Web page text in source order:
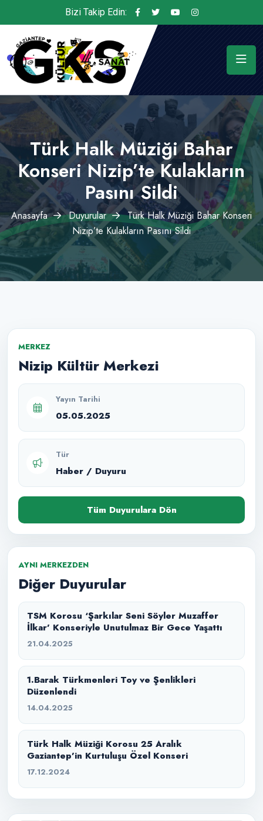
Bizi Takip Edin:
Türk Halk Müziği Bahar
Konseri Nizip’te Kulakların
Pasını Sildi
Anasayfa Duyurular
Türk Halk Müziği Bahar Konseri
Nizip’te Kulakların Pasını Sildi
MERKEZ
Nizip Kültür Merkezi
Yayın Tarihi
05.05.2025
Tür
Haber / Duyuru
Tüm Duyurulara Dön
AYNI MERKEZDEN
Diğer Duyurular
TSM Korosu ‘Şarkılar Seni Söyler Muzaffer
İlkar’ Konseriyle Unutulmaz Bir Gece Yaşattı
21.04.2025
1.Barak Türkmenleri Toy ve Şenlikleri
Düzenlendi
14.04.2025
Türk Halk Müziği Korosu 25 Aralık
Gaziantep’in Kurtuluşu Özel Konseri
17.12.2024